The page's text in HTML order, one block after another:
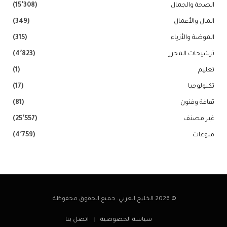
الصحة والجمال (15٬308)
المال والأعمال (349)
الموضة والأزياء (315)
ترشيحات المحرر (4٬823)
تعليم (1)
تكنولوجيا (17)
ثقافة وفنون (81)
غير مصنف (25٬557)
منوعات (4٬759)
© 2026 الخليج العربي. جميع الحقوق محفوظة.
سياسة الخصوصية اتصل بنا